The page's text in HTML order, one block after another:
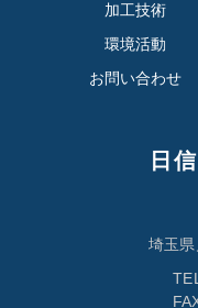
加工技術
環境活動
お問い合わせ
日
埼玉